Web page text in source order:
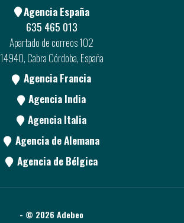
Agencia España
635 465 013
Apartado de correos 102
14940, Cabra Córdoba, España
Agencia Francia
Agencia India
Agencia Italia
Agencia de Alemana
Agencia de Bélgica
- © 2026 Adebeo